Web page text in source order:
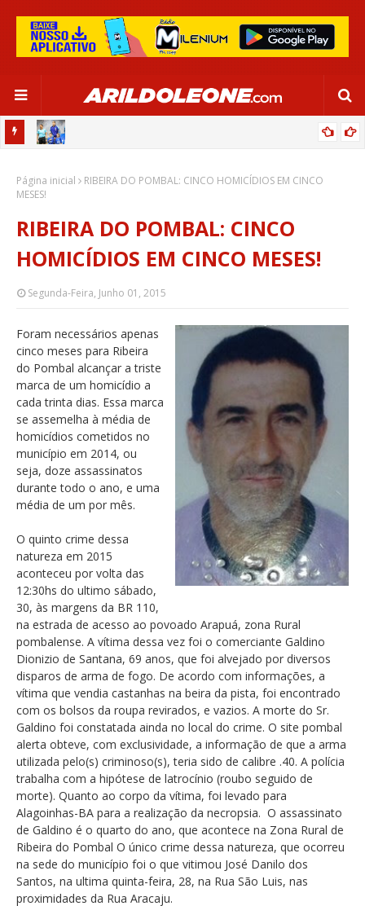
SALVADOR
Página inicial
RIBEIRA DO POMBAL: CINCO HOMICÍDIOS EM CINCO
MESES!
RIBEIRA DO POMBAL: CINCO
HOMICÍDIOS EM CINCO MESES!
Segunda-Feira, Junho 01, 2015
Foram necessários apenas
cinco meses para Ribeira
do Pombal alcançar a triste
marca de um homicídio a
cada trinta dias. Essa marca
se assemelha à média de
homicídios cometidos no
município em 2014, ou
seja, doze assassinatos
durante todo o ano, e uma
média de um por mês.
O quinto crime dessa
natureza em 2015
aconteceu por volta das
12:30hs do ultimo sábado,
30, às margens da BR 110,
na estrada de acesso ao povoado Arapuá, zona Rural
pombalense. A vítima dessa vez foi o comerciante Galdino
Dionizio de Santana, 69 anos, que foi alvejado por diversos
disparos de arma de fogo. De acordo com informações, a
vítima que vendia castanhas na beira da pista, foi encontrado
com os bolsos da roupa revirados, e vazios. A morte do Sr.
Galdino foi constatada ainda no local do crime. O site pombal
alerta obteve, com exclusividade, a informação de que a arma
utilizada pelo(s) criminoso(s), teria sido de calibre .40. A polícia
trabalha com a hipótese de latrocínio (roubo seguido de
morte). Quanto ao corpo da vítima, foi levado para
Alagoinhas-BA para a realização da necropsia. O assassinato
de Galdino é o quarto do ano, que acontece na Zona Rural de
Ribeira do Pombal O único crime dessa natureza, que ocorreu
na sede do município foi o que vitimou José Danilo dos
Santos, na ultima quinta-feira, 28, na Rua São Luis, nas
proximidades da Rua Aracaju.